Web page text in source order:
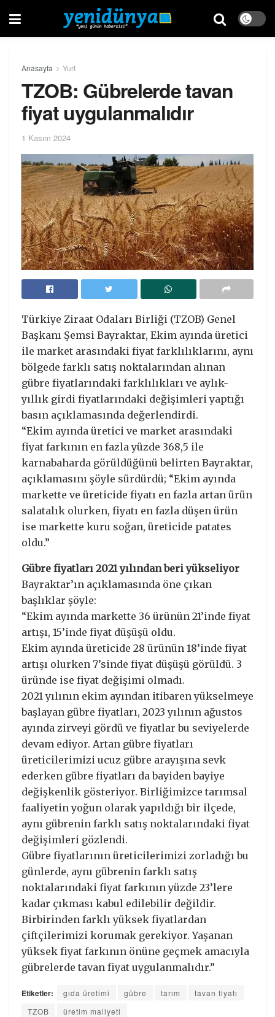
Anasayfa Yurt
TZOB: Gübrelerde tavan
fiyat uygulanmalıdır
1 Kasım 2024
Türkiye Ziraat Odaları Birliği (TZOB) Genel
Başkanı Şemsi Bayraktar, Ekim ayında üretici
ile market arasındaki fiyat farklılıklarını, aynı
bölgede farklı satış noktalarından alınan
gübre fiyatlarındaki farklılıkları ve aylık-
yıllık girdi fiyatlarındaki değişimleri yaptığı
basın açıklamasında değerlendirdi.
“Ekim ayında üretici ve market arasındaki
fiyat farkının en fazla yüzde 368,5 ile
karnabaharda görüldüğünü belirten Bayraktar,
açıklamasını şöyle sürdürdü; “Ekim ayında
markette ve üreticide fiyatı en fazla artan ürün
salatalık olurken, fiyatı en fazla düşen ürün
ise markette kuru soğan, üreticide patates
oldu.”
Gübre fiyatları 2021 yılından beri yükseliyor
Bayraktar’ın açıklamasında öne çıkan
başlıklar şöyle:
“Ekim ayında markette 36 ürünün 21’inde fiyat
artışı, 15’inde fiyat düşüşü oldu.
Ekim ayında üreticide 28 ürünün 18’inde fiyat
artışı olurken 7’sinde fiyat düşüşü görüldü. 3
üründe ise fiyat değişimi olmadı.
2021 yılının ekim ayından itibaren yükselmeye
başlayan gübre fiyatları, 2023 yılının ağustos
ayında zirveyi gördü ve fiyatlar bu seviyelerde
devam ediyor. Artan gübre fiyatları
üreticilerimizi ucuz gübre arayışına sevk
ederken gübre fiyatları da bayiden bayiye
değişkenlik gösteriyor. Birliğimizce tarımsal
faaliyetin yoğun olarak yapıldığı bir ilçede,
aynı gübrenin farklı satış noktalarındaki fiyat
değişimleri gözlendi.
Gübre fiyatlarının üreticilerimizi zorladığı bu
günlerde, aynı gübrenin farklı satış
noktalarındaki fiyat farkının yüzde 23’lere
kadar çıkması kabul edilebilir değildir.
Birbirinden farklı yüksek fiyatlardan
çiftçilerimizi korumak gerekiyor. Yaşanan
yüksek fiyat farkının önüne geçmek amacıyla
gübrelerde tavan fiyat uygulanmalıdır.”
Etiketler: gıda üretimi gübre tarım
tavan fiyatı
TZOB
üretim maliyeti